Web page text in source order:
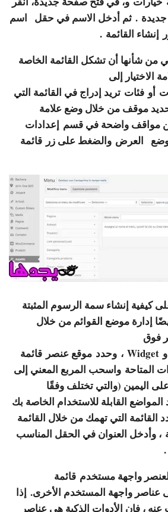
. ثم أدخل الاسم في حقل اسم
إنشاء القائمة .
من شأنها أن تشكل القائمة الخاصة
إلى
أو فئات تريد إدراج في القائمة التي
موقف من خلال وضع علامة
من مواقف واضحة في قسم إعدادات
العرض والضغط على زر قائمة
كيفية إنشاء سمة الرسوم المثبتة
إدارة موضع القوائم من خلال
فوق
و Widget ، وحدد موقع عنصر قائمة
المتاحة واسحب المربع المعني إلى
اليمين (والتي تختلف وفقًا
القابلة للاستخدام الخاصة بك
القائمة التي تهمك من خلال القائمة
، وأدخل العنوان في الحقل المناسب
.
لعنصر واجهة مستخدم قائمة
عناصر واجهة المستخدم الأخرى. إذا
، فإن الأدوات الذكية هي عناصر